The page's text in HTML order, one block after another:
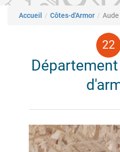
Fil d'Ariane
Accueil Côtes-d'Armor Aude